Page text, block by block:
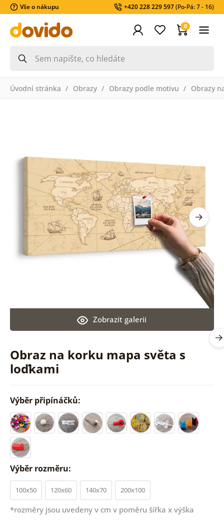
Vše o nákupu +420 228 229 597(Po-Pá: 7 - 16)
0
Úvodní stránka Obrazy Obrazy podle motivu Obrazy
Obraz na korku mapa světa s
loďkami
Zobrazit galerii
Výběr připínáčků:
Výběr rozměru:
100x50 120x60 140x70 200x100
*rozměry jsou uvedeny v cm v poměru šířka x výška